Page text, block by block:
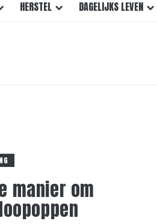
HERSTEL DAGELIJKS LEVEN
manier om